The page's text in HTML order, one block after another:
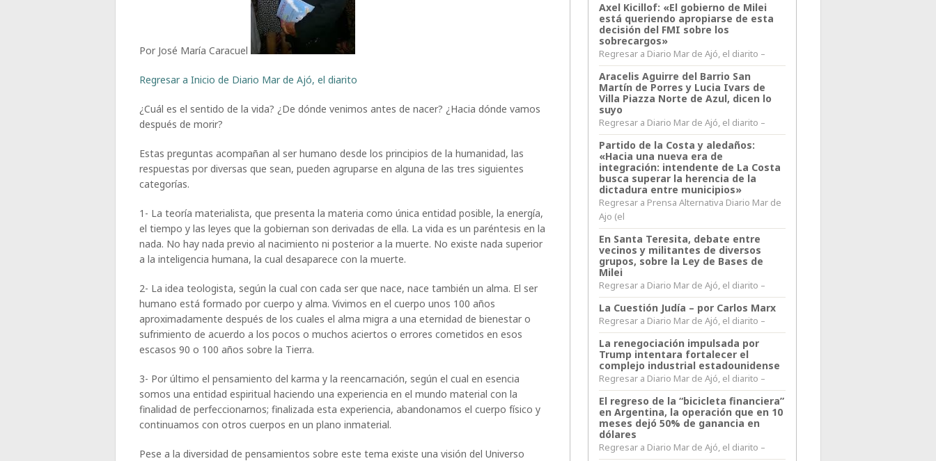
Por José María Caracuel
Regresar a Inicio de Diario Mar de Ajó, el diarito
¿Cuál es el sentido de la vida? ¿De dónde venimos antes de nacer? ¿Hacia dónde vamos
después de morir?
Estas preguntas acompañan al ser humano desde los principios de la humanidad, las
respuestas por diversas que sean, pueden agruparse en alguna de las tres siguientes
categorías.
1- La teoría materialista, que presenta la materia como única entidad posible, la energía,
el tiempo y las leyes que la gobiernan son derivadas de ella. La vida es un paréntesis en la
nada. No hay nada previo al nacimiento ni posterior a la muerte. No existe nada superior
a la inteligencia humana, la cual desaparece con la muerte.
2- La idea teologista, según la cual con cada ser que nace, nace también un alma. El ser
humano está formado por cuerpo y alma. Vivimos en el cuerpo unos 100 años
aproximadamente después de los cuales el alma migra a una eternidad de bienestar o
sufrimiento de acuerdo a los pocos o muchos aciertos o errores cometidos en esos
escasos 90 o 100 años sobre la Tierra.
3- Por último el pensamiento del karma y la reencarnación, según el cual en esencia
somos una entidad espiritual haciendo una experiencia en el mundo material con la
finalidad de perfeccionarnos; finalizada esta experiencia, abandonamos el cuerpo físico y
continuamos con otros cuerpos en un plano inmaterial.
Pese a la diversidad de pensamientos sobre este tema existe una visión del Universo
Axel Kicillof: «El gobierno de Milei
está queriendo apropiarse de esta
decisión del FMI sobre los
sobrecargos»
Regresar a Diario Mar de Ajó, el diarito –
Aracelis Aguirre del Barrio San
Martín de Porres y Lucia Ivars de
Villa Piazza Norte de Azul, dicen lo
suyo
Regresar a Diario Mar de Ajó, el diarito –
Partido de la Costa y aledaños:
«Hacia una nueva era de
integración: intendente de La Costa
busca superar la herencia de la
dictadura entre municipios»
Regresar a Prensa Alternativa Diario Mar de
Ajo (el
En Santa Teresita, debate entre
vecinos y militantes de diversos
grupos, sobre la Ley de Bases de
Milei
Regresar a Diario Mar de Ajó, el diarito –
La Cuestión Judía – por Carlos Marx
Regresar a Diario Mar de Ajó, el diarito –
La renegociación impulsada por
Trump intentara fortalecer el
complejo industrial estadounidense
Regresar a Diario Mar de Ajó, el diarito –
El regreso de la “bicicleta financiera”
en Argentina, la operación que en 10
meses dejó 50% de ganancia en
dólares
Regresar a Diario Mar de Ajó, el diarito –